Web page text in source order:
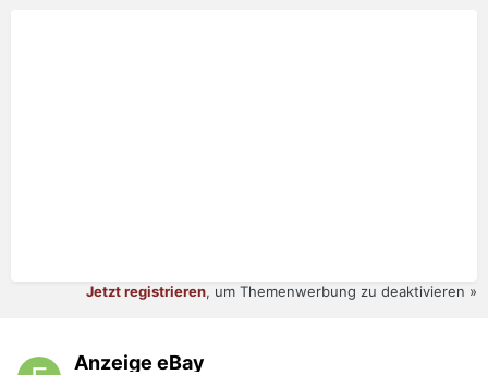
Jetzt registrieren, um Themenwerbung zu deaktivieren »
Anzeige eBay